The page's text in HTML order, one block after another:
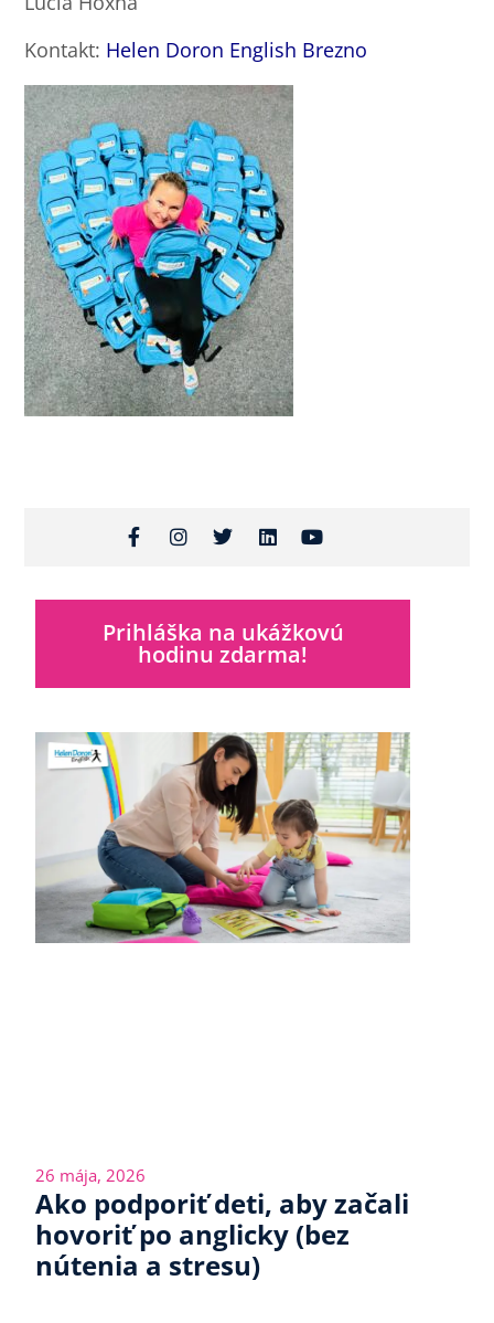
Kontakt: Helen Doron English Brezno
Prihláška na ukážkovú
hodinu zdarma!
26 mája, 2026
Ako podporiť deti, aby začali
hovoriť po anglicky (bez
nútenia a stresu)